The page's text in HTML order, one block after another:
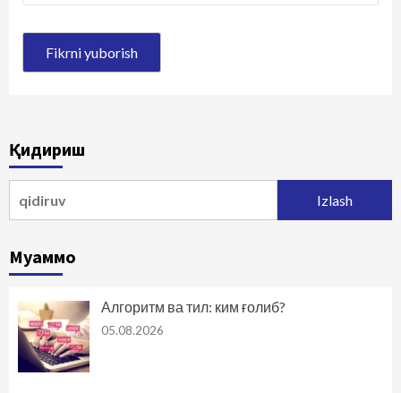
Қидириш
Муаммо
Алгоритм ва тил: ким ғолиб?
05.08.2026